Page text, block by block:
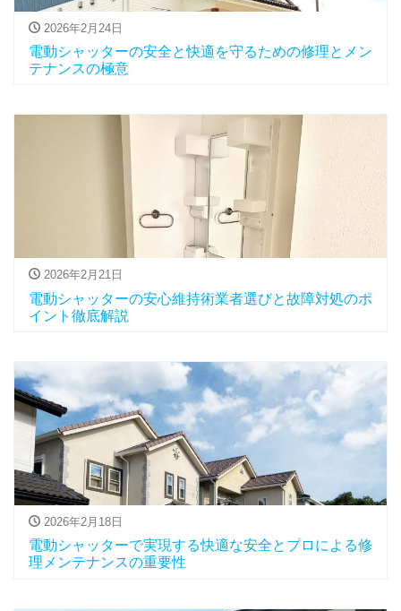
2026年2月24日
電動シャッターの安全と快適を守るための修理とメン
テナンスの極意
2026年2月21日
電動シャッターの安心維持術業者選びと故障対処のポ
イント徹底解説
2026年2月18日
電動シャッターで実現する快適な安全とプロによる修
理メンテナンスの重要性